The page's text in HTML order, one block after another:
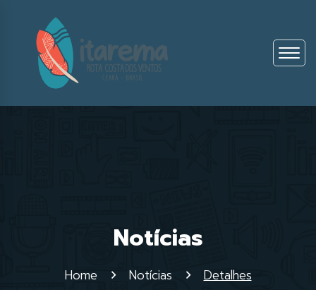
Notícias
Home Notícias Detalhes